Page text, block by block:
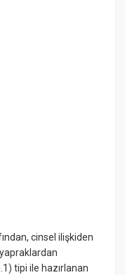
cinsel ilişkiden
tipi ile hazırlanan